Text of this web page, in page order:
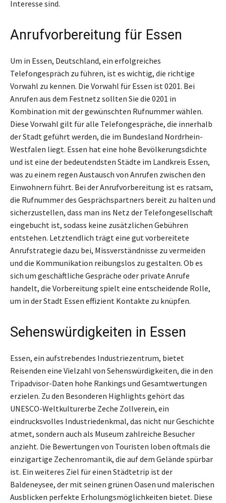
Interesse sind.
Anrufvorbereitung für Essen
Um in Essen, Deutschland, ein erfolgreiches
Telefongespräch zu führen, ist es wichtig, die richtige
Vorwahl zu kennen. Die Vorwahl für Essen ist 0201. Bei
Anrufen aus dem Festnetz sollten Sie die 0201 in
Kombination mit der gewünschten Rufnummer wählen.
Diese Vorwahl gilt für alle Telefongespräche, die innerhalb
der Stadt geführt werden, die im Bundesland Nordrhein-
Westfalen liegt. Essen hat eine hohe Bevölkerungsdichte
und ist eine der bedeutendsten Städte im Landkreis Essen,
was zu einem regen Austausch von Anrufen zwischen den
Einwohnern führt. Bei der Anrufvorbereitung ist es ratsam,
die Rufnummer des Gesprächspartners bereit zu halten und
sicherzustellen, dass man ins Netz der Telefongesellschaft
eingebucht ist, sodass keine zusätzlichen Gebühren
entstehen. Letztendlich trägt eine gut vorbereitete
Anrufstrategie dazu bei, Missverständnisse zu vermeiden
und die Kommunikation reibungslos zu gestalten. Ob es
sich um geschäftliche Gespräche oder private Anrufe
handelt, die Vorbereitung spielt eine entscheidende Rolle,
um in der Stadt Essen effizient Kontakte zu knüpfen.
Sehenswürdigkeiten in Essen
Essen, ein aufstrebendes Industriezentrum, bietet
Reisenden eine Vielzahl von Sehenswürdigkeiten, die in den
Tripadvisor-Daten hohe Rankings und Gesamtwertungen
erzielen. Zu den Besonderen Highlights gehört das
UNESCO-Weltkulturerbe Zeche Zollverein, ein
eindrucksvolles Industriedenkmal, das nicht nur Geschichte
atmet, sondern auch als Museum zahlreiche Besucher
anzieht. Die Bewertungen von Touristen loben oftmals die
einzigartige Zechenromantik, die auf dem Gelände spürbar
ist. Ein weiteres Ziel für einen Städtetrip ist der
Baldeneysee, der mit seinen grünen Oasen und malerischen
Ausblicken perfekte Erholungsmöglichkeiten bietet. Diese